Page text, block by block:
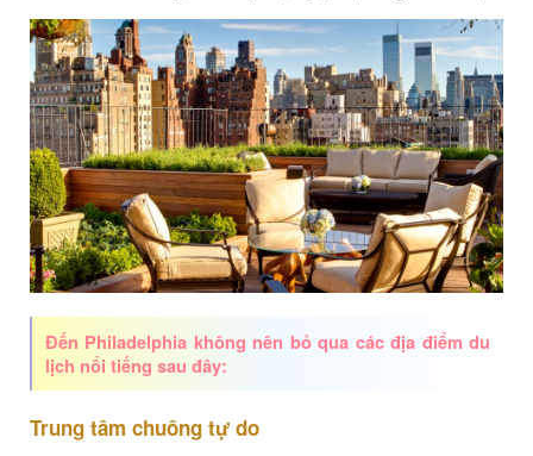
Đến Philadelphia không nên bỏ qua các địa điểm du
lịch nổi tiếng sau đây:
Trung tâm chuông tự do